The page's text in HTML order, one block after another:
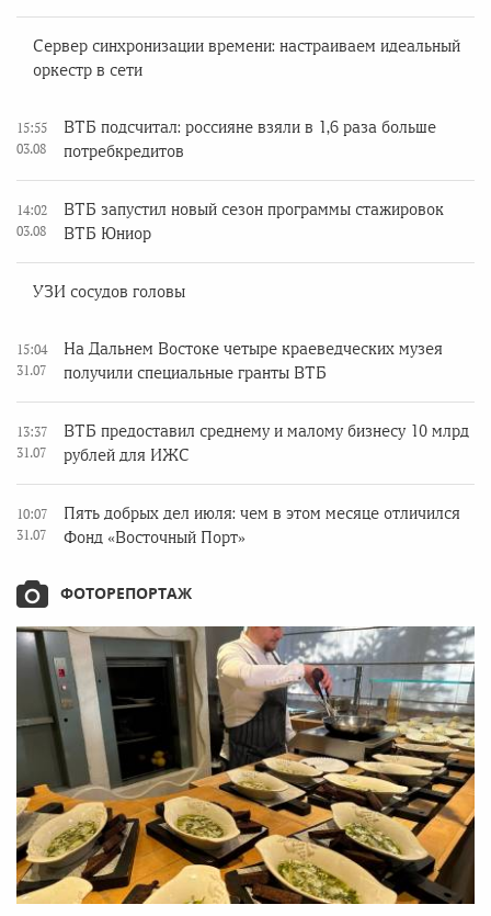
Сервер синхронизации времени: настраиваем идеальный
оркестр в сети
15:55
03.08
ВТБ подсчитал: россияне взяли в 1,6 раза больше
потребкредитов
14:02
03.08
ВТБ запустил новый сезон программы стажировок
ВТБ Юниор
УЗИ сосудов головы
15:04
31.07
На Дальнем Востоке четыре краеведческих музея
получили специальные гранты ВТБ
13:37
31.07
ВТБ предоставил среднему и малому бизнесу 10 млрд
рублей для ИЖС
10:07
31.07
Пять добрых дел июля: чем в этом месяце отличился
Фонд «Восточный Порт»
ФОТОРЕПОРТАЖ